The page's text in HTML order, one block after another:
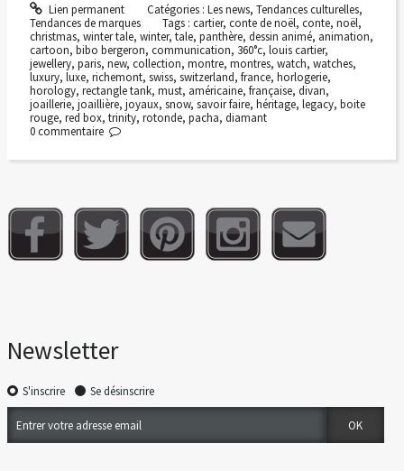
Lien permanent Catégories : Les news, Tendances culturelles,
Tendances de marques
Tags :cartier,conte de noël,conte,noël,
christmas, winter tale, winter, tale, panthère, dessin animé, animation,
cartoon, bibo bergeron, communication, 360°c, louis cartier,
jewellery, paris, new, collection, montre, montres, watch, watches,
luxury, luxe, richemont, swiss, switzerland, france, horlogerie,
horology, rectangle tank, must, américaine, française, divan,
joaillerie, joaillière, joyaux, snow, savoir faire, héritage, legacy, boite
rouge, red box, trinity, rotonde, pacha, diamant
0 commentaire
Newsletter
S'inscrire Se désinscrire